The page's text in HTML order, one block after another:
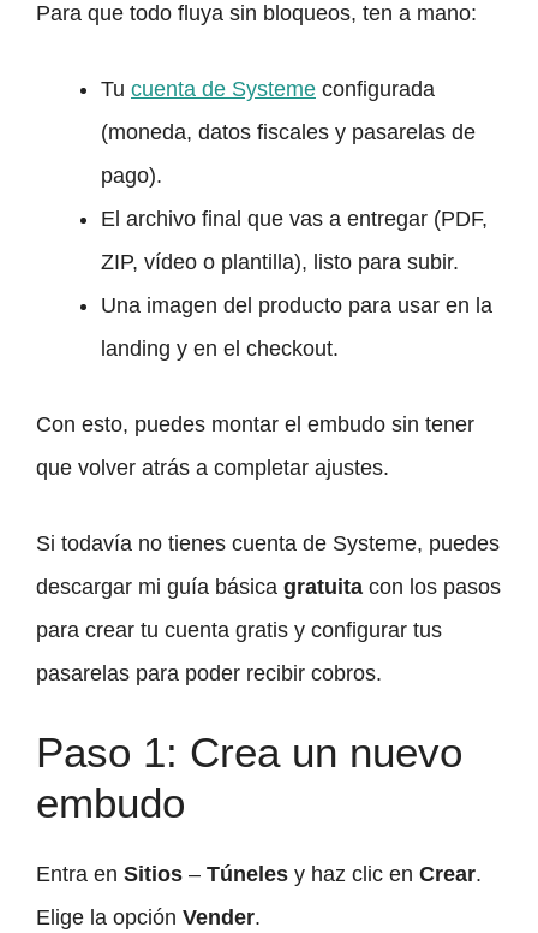
Para que todo fluya sin bloqueos, ten a mano:
Tu cuenta de Systeme configurada
(moneda, datos fiscales y pasarelas de
pago).
El archivo final que vas a entregar (PDF,
ZIP, vídeo o plantilla), listo para subir.
Una imagen del producto para usar en la
landing y en el checkout.
Con esto, puedes montar el embudo sin tener
que volver atrás a completar ajustes.
Si todavía no tienes cuenta de Systeme, puedes
descargar mi guía básica gratuita con los pasos
para crear tu cuenta gratis y configurar tus
pasarelas para poder recibir cobros.
Paso 1: Crea un nuevo
embudo
Entra en Sitios – Túneles y haz clic en Crear.
Elige la opción Vender.